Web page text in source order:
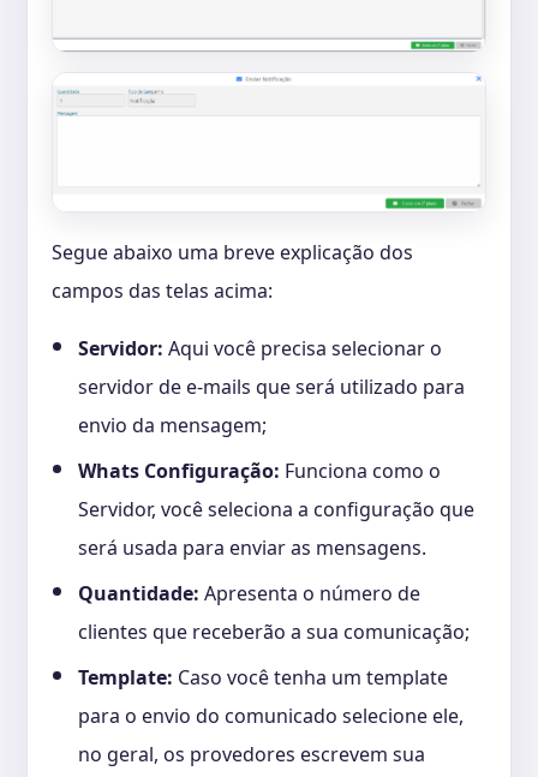
Segue abaixo uma breve explicação dos
campos das telas acima:
Servidor: Aqui você precisa selecionar o
servidor de e-mails que será utilizado para
envio da mensagem;
Whats Configuração: Funciona como o
Servidor, você seleciona a configuração que
será usada para enviar as mensagens.
Quantidade: Apresenta o número de
clientes que receberão a sua comunicação;
Template: Caso você tenha um template
para o envio do comunicado selecione ele,
no geral, os provedores escrevem sua